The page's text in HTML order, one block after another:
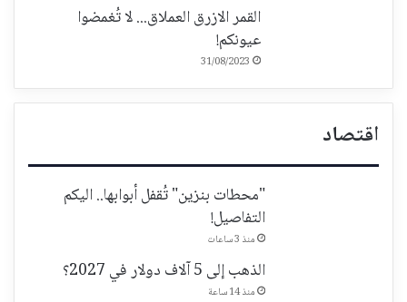
القمر الازرق العملاق... لا تُغمضوا
عيونكم!
31/08/2023
اقتصاد
"محطات بنزين" تُقفل أبوابها.. اليكم
التفاصيل!
منذ 3 ساعات
الذهب إلى 5 آلاف دولار في 2027؟
منذ 14 ساعة